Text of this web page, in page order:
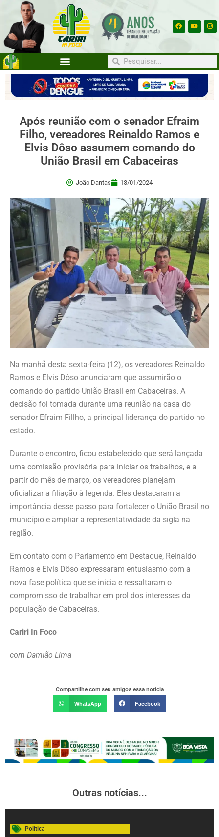
Após reunião com o senador Efraim
Filho, vereadores Reinaldo Ramos e
Elvis Dôso assumem comando do
União Brasil em Cabaceiras
João Dantas 13/01/2024
Na manhã desta sexta-feira (12), os vereadores Reinaldo
Ramos e Elvis Dôso anunciaram que assumirão o
comando do partido União Brasil em Cabaceiras. A
decisão foi tomada durante uma reunião na casa do
senador Efraim Fillho, a principal liderança do partido no
estado.
Durante o encontro, ficou estabelecido que será lançada
uma comissão provisória para iniciar os trabalhos, e a
partir do mês de março, os vereadores planejam
oficializar a filiação à legenda. Eles destacaram a
importância desse passo para fortalecer o União Brasil no
município e ampliar a representatividade da sigla na
região.
Em contato com o Parlamento em Destaque, Reinaldo
Ramos e Elvis Dôso expressaram entusiasmo com a
nova fase política que se inicia e ressaltaram o
compromisso de trabalhar em prol dos interesses da
população de Cabaceiras.
Cariri In Foco
com Damião Lima
Compartilhe com seu amigos essa notícia
WhatsApp Facebook
Outras notícias...
Política